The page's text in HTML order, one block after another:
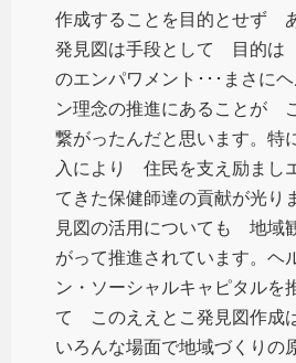
作成することを目的とせず
発見図は手段として 目的は
のエンパワメント･･･まさに
ン理念の推進にあることが
繋がったんだと思います。
入により 住民を支え励まし
てきた保健師達の貢献が光り
見図の活用についても 地域
がって推進されています。ヘ
ン・ソーシャルキャピタルを
て このええとこ発見図作成
いろんな場面で地域づくり